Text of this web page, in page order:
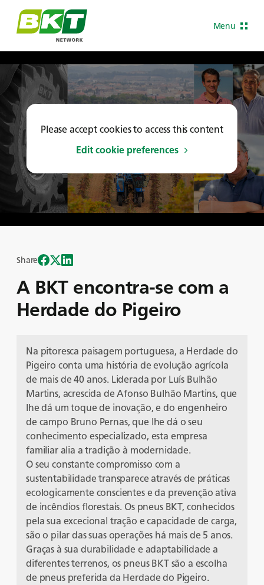
Menu
Please accept cookies to access this content
Edit cookie preferences
A BKT encontra-se com a
Herdade do Pigeiro
Share
Na pitoresca paisagem portuguesa, a Herdade do
Pigeiro conta uma história de evolução agrícola
de mais de 40 anos. Liderada por Luís Bulhão
Martins, acrescida de Afonso Bulhão Martins, que
lhe dá um toque de inovação, e do engenheiro
de campo Bruno Pernas, que lhe dá o seu
conhecimento especializado, esta empresa
familiar alia a tradição à modernidade.
O seu constante compromisso com a
sustentabilidade transparece através de práticas
ecologicamente conscientes e da prevenção ativa
de incêndios florestais. Os pneus BKT, conhecidos
pela sua excecional tração e capacidade de carga,
são o pilar das suas operações há mais de 5 anos.
Graças à sua durabilidade e adaptabilidade a
diferentes terrenos, os pneus BKT são a escolha
de pneus preferida da Herdade do Pigeiro.